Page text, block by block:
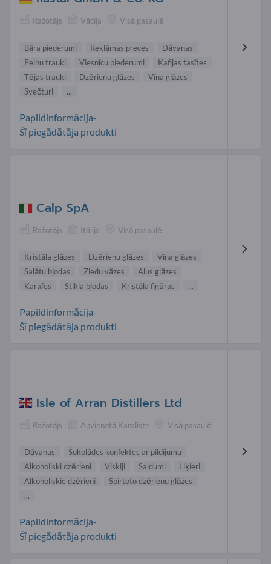
Ražotājs Vācija Visā pasaulē
Bāra piederumi Reklāmas preces
Dāvanas
Pelnu trauki
Viesnīcu piederumi
Kafijas tasītes
Tējas trauki
Dzērienu glāzes
Vīna glāzes
Svečturi
...
Papildinformācija-
Šī piegādātāja produkti
Calp SpA
Ražotājs Itālija Visā pasaulē
Kristāla glāzes Dzērienu glāzes
Vīna glāzes
Salātu bļodas
Ziedu vāzes
Alus glāzes
Karafes
Stikla bļodas Kristāla figūras ...
Papildinformācija-
Šī piegādātāja produkti
Isle of Arran Distillers Ltd
Ražotājs Apvienotā Karaliste Visā pasaulē
Dāvanas
Šokolādes konfektes ar pildījumu
Alkoholiski dzērieni
Viskiji Saldumi
Liķieri
Alkoholiskie dzērieni
Spirtoto dzērienu glāzes
...
Papildinformācija-
Šī piegādātāja produkti